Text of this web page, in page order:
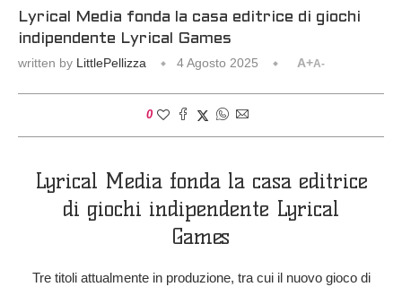
Lyrical Media fonda la casa editrice di giochi
indipendente Lyrical Games
written by LittlePellizza 4 Agosto 2025 A+A-
0
Lyrical Media fonda la casa editrice
di giochi indipendente Lyrical
Games
Tre titoli attualmente in produzione, tra cui il nuovo gioco di